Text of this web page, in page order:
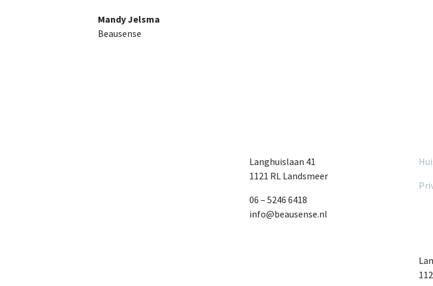
Mandy Jelsma
Beausense
Langhuislaan 41
1121 RL Landsmeer
06 – 5246 6418
info@beausense.nl